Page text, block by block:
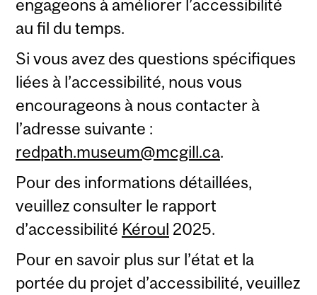
engageons à améliorer l’accessibilité
au fil du temps.
Si vous avez des questions spécifiques
liées à l’accessibilité, nous vous
encourageons à nous contacter à
l’adresse suivante :
redpath.museum@mcgill.ca.
Pour des informations détaillées,
veuillez consulter le rapport
d’accessibilité Kéroul 2025.
Pour en savoir plus sur l’état et la
portée du projet d’accessibilité, veuillez